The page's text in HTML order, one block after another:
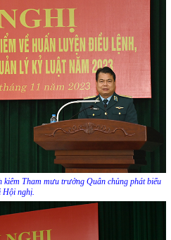
Tham mưu trưởng Quân chủng phát biểu
Hội nghị.